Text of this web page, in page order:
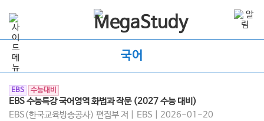
국어
EBS 수능대비
EBS 수능특강 국어영역 화법과 작문 (2027 수능 대비)
EBS(한국교육방송공사) 편집부 저 | EBS | 2026-01-20